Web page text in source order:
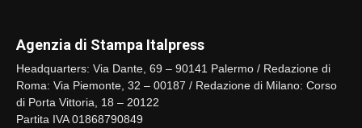
Agenzia di Stampa Italpress
Headquarters: Via Dante, 69 – 90141 Palermo / Redazione di
Roma: Via Piemonte, 32 – 00187 / Redazione di Milano: Corso
di Porta Vittoria, 18 – 20122
Partita IVA 01868790849